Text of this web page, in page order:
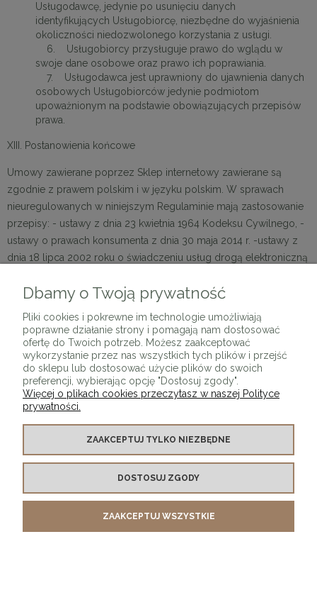
Usługodawcę, jedynie po usunięciu danych
identyfikujących Usługobiorcę, niezbędne do wyjaśnienia
okoliczności niedozwolonego korzystania z usługi.
6. Usługobiorcy przysługuje prawo do wglądu w
swoje dane osobowe oraz prawo ich poprawiania.
7. Usługodawca jest uprawniony do ujawnienia danych
osobowych Usługobiorców jedynie podmiotom
upoważnionym na podstawie obowiązujących przepisów
prawa.
XIII. Postanowienia końcowe
Umowy zawierane poprzez Sklep internetowy zawierane są
zgodnie z prawem polskim i w języku polskim. W sprawach
nieuregulowanych w niniejszym Regulaminie mają zastosowanie
przepisy: - ustawy z dnia 23 kwietnia 1964 Kodeksu Cywilnego, -
ustawy o prawach konsumenta z dnia 30 maja 2014 r. -ustawy z
dnia 18 lipca 2002 roku o świadczeniu usług drogą elektroniczną
Ewentualne spory powstałe pomiędzy Usługodawcą
konsumentem w rozumieniu art. 22[1] ustawy z dnia 23 kwietnia
1964 Kodeks Cywilny zostają poddane sądom właściwym
zgodnie z przepisami ustawy z dnia 17 listopada 1964 r. Kodeks
postępowania cywilnego.
Ewentualne spory powstałe pomiędzy Usługodawcą
(Sprzedawcą), a Usługobiorcą (Klientem) niebędącym
jednocześnie konsumentem w rozumieniu art. 22[1] ustawy z dnia
23 kwietnia 1964 Kodeks Cywilny mogą zostać skierowane do
mediacji, gdzie strona trzecia, którą jest mediator lub arbiter
pomaga w osiągnięciu porozumienia bez konieczności
angażowania wymiaru sprawiedliwości w przeciwnym razie
zostają poddane sądowi właściwemu ze względu na siedzibę
Usługodawcy (Sprzedawcy) .
Dbamy o Twoją prywatność
Pliki cookies i pokrewne im technologie umożliwiają
poprawne działanie strony i pomagają nam dostosować
ofertę do Twoich potrzeb. Możesz zaakceptować
wykorzystanie przez nas wszystkich tych plików i przejść
do sklepu lub dostosować użycie plików do swoich
preferencji, wybierając opcję "Dostosuj zgody".
Więcej o plikach cookies przeczytasz w naszej Polityce
prywatności.
ZAAKCEPTUJ TYLKO NIEZBĘDNE
DOSTOSUJ ZGODY
ZAAKCEPTUJ WSZYSTKIE